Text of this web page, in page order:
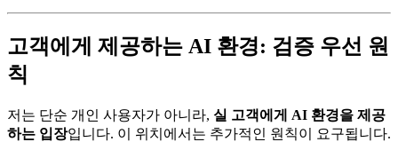
고객에게 제공하는 AI 환경: 검증 우선 원
칙
저는 단순 개인 사용자가 아니라, 실 고객에게 AI 환경을 제공
하는 입장입니다. 이 위치에서는 추가적인 원칙이 요구됩니다.